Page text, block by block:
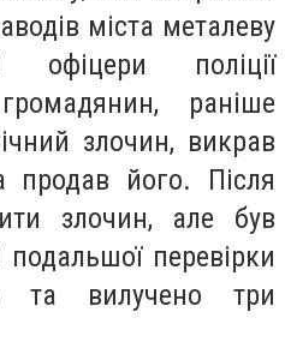
міста металеву
офіцери поліції
раніше
злочин, викрав
його. Після
злочин, але був
перевірки
та вилучено три